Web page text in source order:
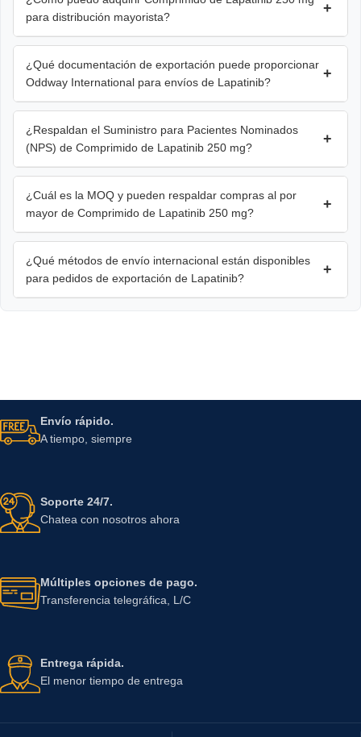
para distribución mayorista?
+
¿Qué documentación de exportación puede proporcionar
Oddway International para envíos de Lapatinib?
+
¿Respaldan el Suministro para Pacientes Nominados
(NPS) de Comprimido de Lapatinib 250 mg?
+
¿Cuál es la MOQ y pueden respaldar compras al por
mayor de Comprimido de Lapatinib 250 mg?
+
¿Qué métodos de envío internacional están disponibles
para pedidos de exportación de Lapatinib?
+
Envío rápido.
A tiempo, siempre
Soporte 24/7.
Chatea con nosotros ahora
Múltiples opciones de pago.
Transferencia telegráfica, L/C
Entrega rápida.
El menor tiempo de entrega